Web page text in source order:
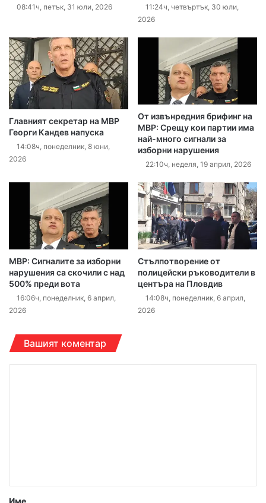
08:41ч, петък, 31 юли, 2026
11:24ч, четвъртък, 30 юли,
2026
Главният секретар на МВР
Георги Кандев напуска
14:08ч, понеделник, 8 юни,
2026
От извънредния брифинг на
МВР: Срещу кои партии има
най-много сигнали за
изборни нарушения
22:10ч, неделя, 19 април, 2026
МВР: Сигналите за изборни
нарушения са скочили с над
500% преди вота
16:06ч, понеделник, 6 април,
2026
Стълпотворение от
полицейски ръководители в
центъра на Пловдив
14:08ч, понеделник, 6 април,
2026
Вашият коментар
р